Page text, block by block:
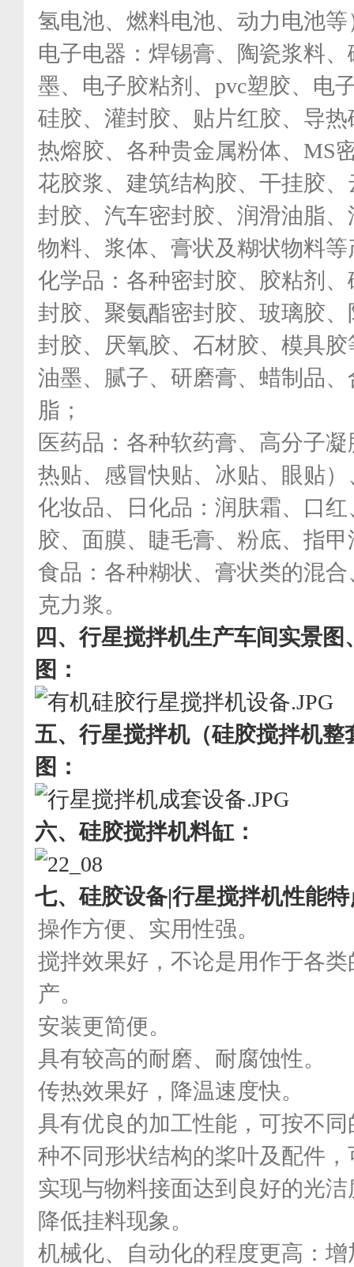
氢电池、燃料电池、动力电池等
电子电器：焊锡膏、陶瓷浆料
墨、电子胶粘剂、pvc塑胶、电
硅胶、灌封胶、贴片红胶、导
热熔胶、各种贵金属粉体、MS
花胶浆、建筑结构胶、干挂胶
封胶、汽车密封胶、润滑油脂
物料、浆体、膏状及糊状物料等
化学品：各种密封胶、胶粘剂
封胶、聚氨酯密封胶、玻璃胶
封胶、厌氧胶、石材胶、模具
油墨、腻子、研磨膏、蜡制品
脂；
医药品：各种软药膏、高分子
热贴、感冒快贴、冰贴、眼贴
化妆品、日化品：润肤霜、口
胶、面膜、睫毛膏、粉底、指
食品：各种糊状、膏状类的混
克力浆。
四、 行星搅拌机生产车间实景图
图：
五、 行星搅拌机（硅胶搅拌机整
图：
六、硅胶搅拌机料缸：
七、硅胶设备|行星搅拌机性能
操作方便、实用性强。
搅拌效果好，不论是用作于各
产。
安装更简便。
具有较高的耐磨、耐腐蚀性。
传热效果好，降温速度快。
具有优良的加工性能，可按不
种不同形状结构的桨叶及配件
实现与物料接面达到良好的光
降低挂料现象。
机械化、自动化的程度更高：